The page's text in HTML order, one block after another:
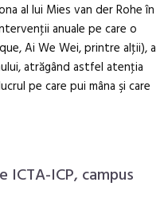
al lui Mies van der Rohe în
anuale pe care o
Ai We Wei, printre alţii), a
atrăgând astfel atenţia
pe care pui mâna şi care
ICP, campus